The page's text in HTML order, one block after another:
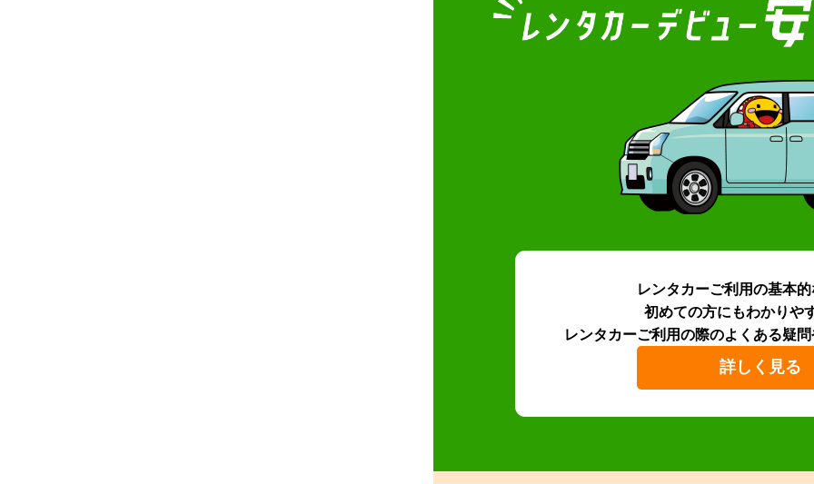
レンタカーご利用の基本
初めての方にもわかりや
レンタカーご利用の際のよくある疑問
詳しく見る